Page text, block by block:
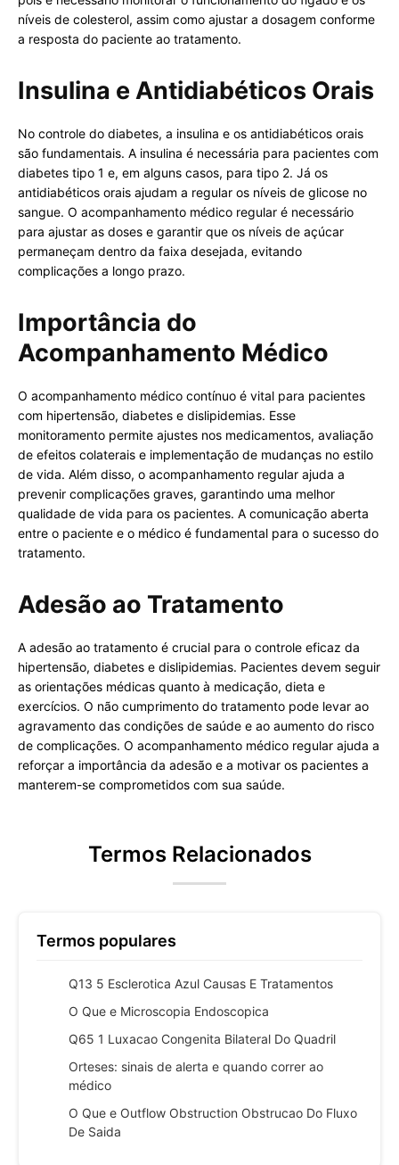
níveis de colesterol, assim como ajustar a dosagem conforme
a resposta do paciente ao tratamento.
Insulina e Antidiabéticos Orais
No controle do diabetes, a insulina e os antidiabéticos orais
são fundamentais. A insulina é necessária para pacientes com
diabetes tipo 1 e, em alguns casos, para tipo 2. Já os
antidiabéticos orais ajudam a regular os níveis de glicose no
sangue. O acompanhamento médico regular é necessário
para ajustar as doses e garantir que os níveis de açúcar
permaneçam dentro da faixa desejada, evitando
complicações a longo prazo.
Importância do
Acompanhamento Médico
O acompanhamento médico contínuo é vital para pacientes
com hipertensão, diabetes e dislipidemias. Esse
monitoramento permite ajustes nos medicamentos, avaliação
de efeitos colaterais e implementação de mudanças no estilo
de vida. Além disso, o acompanhamento regular ajuda a
prevenir complicações graves, garantindo uma melhor
qualidade de vida para os pacientes. A comunicação aberta
entre o paciente e o médico é fundamental para o sucesso do
tratamento.
Adesão ao Tratamento
A adesão ao tratamento é crucial para o controle eficaz da
hipertensão, diabetes e dislipidemias. Pacientes devem seguir
as orientações médicas quanto à medicação, dieta e
exercícios. O não cumprimento do tratamento pode levar ao
agravamento das condições de saúde e ao aumento do risco
de complicações. O acompanhamento médico regular ajuda a
reforçar a importância da adesão e a motivar os pacientes a
manterem-se comprometidos com sua saúde.
Termos Relacionados
Termos populares
Q13 5 Esclerotica Azul Causas E Tratamentos
O Que e Microscopia Endoscopica
Q65 1 Luxacao Congenita Bilateral Do Quadril
Orteses: sinais de alerta e quando correr ao
médico
O Que e Outflow Obstruction Obstrucao Do Fluxo
De Saida